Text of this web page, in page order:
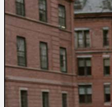
Schlafstörungen
Cannabis Ärzte
Cannabis Rezept
Cannabis Apotheke